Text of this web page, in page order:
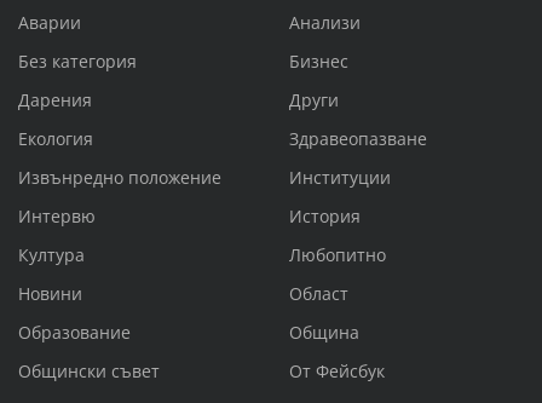
Аварии
Анализи
Без категория
Бизнес
Дарения
Други
Екология
Здравеопазване
Извънредно положение
Институции
Интервю
История
Култура
Любопитно
Новини
Област
Образование
Община
Общински съвет
От Фейсбук